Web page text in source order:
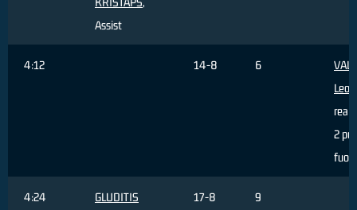
Assist
4:12 14-8 6
2
fuori
4:24 GLUDITIS 17-8 9